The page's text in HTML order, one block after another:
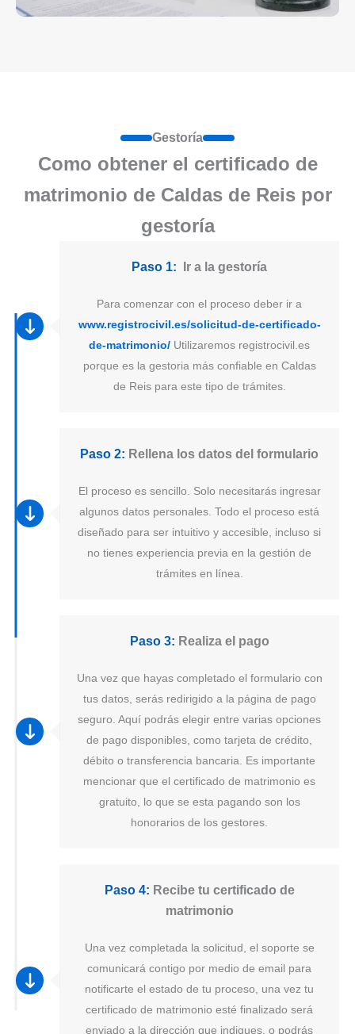
Gestoría
Como obtener el certificado de
matrimonio de Caldas de Reis por
gestoría
Paso 1: Ir a la gestoría
Para comenzar con el proceso deber ir a
www.registrocivil.es/solicitud-de-certificado-
de-matrimonio/ Utilizaremos registrocivil.es
porque es la gestoria más confiable en Caldas
de Reis para este tipo de trámites.
Paso 2: Rellena los datos del formulario
El proceso es sencillo. Solo necesitarás ingresar
algunos datos personales. Todo el proceso está
diseñado para ser intuitivo y accesible, incluso si
no tienes experiencia previa en la gestión de
trámites en línea.
Paso 3: Realiza el pago
Una vez que hayas completado el formulario con
tus datos, serás redirigido a la página de pago
seguro. Aquí podrás elegir entre varias opciones
de pago disponibles, como tarjeta de crédito,
débito o transferencia bancaria. Es importante
mencionar que el certificado de matrimonio es
gratuito, lo que se esta pagando son los
honorarios de los gestores.
Paso 4: Recibe tu certificado de
matrimonio
Una vez completada la solicitud, el soporte se
comunicará contigo por medio de email para
notificarte el estado de tu proceso, una vez tu
certificado de matrimonio esté finalizado será
enviado a la dirección que indiques, o podrás